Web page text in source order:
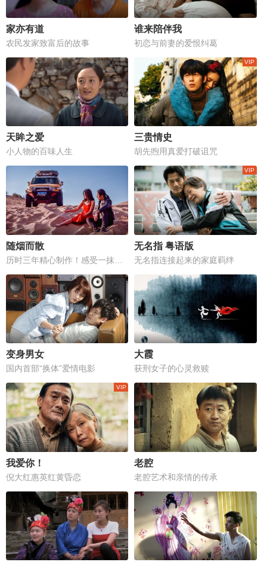
家亦有道
农民发家致富后的故事
谁来陪伴我
初恋与前妻的爱恨纠葛
天眸之爱
小人物的百味人生
三贵情史
胡先煦用真爱打破诅咒
随烟而散 无名指 粤语版
无名指连接起来的家庭羁绊
变身男女
国内首部“换体”爱情电影
大霞
获刑女子的心灵救赎
我爱你！
倪大红惠英红黄昏恋
老腔
老腔艺术和亲情的传承